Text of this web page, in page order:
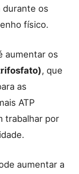
durante os
físico.
aumentar os
, que
as
ATP
trabalhar por
aumentar a